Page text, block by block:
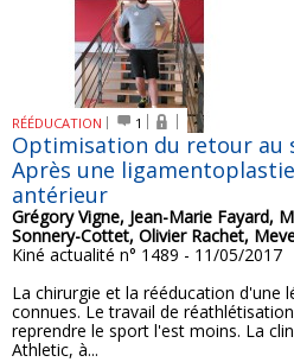
RÉÉDUCATION 1
Optimisation du retour au
Après une
antérieur
Grégory Vigne, Jean-Marie Fayard,
Sonnery-Cottet, Olivier Rachet,
Kiné actualité n° 1489 - 11/05/2017
La chirurgie et la rééducation d'une
connues. Le travail de
reprendre le sport l'est moins. La
Athletic, à...